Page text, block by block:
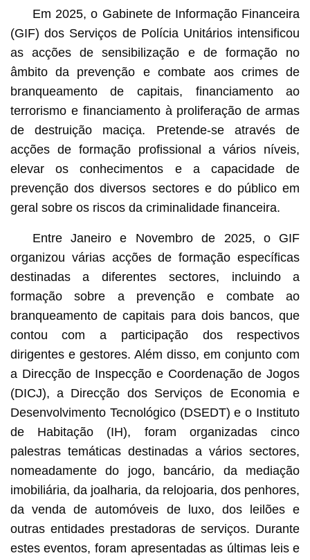
Em 2025, o Gabinete de Informação Financeira
(GIF) dos Serviços de Polícia Unitários intensificou
as acções de sensibilização e de formação no
âmbito da prevenção e combate aos crimes de
branqueamento de capitais, financiamento ao
terrorismo e financiamento à proliferação de armas
de destruição maciça. Pretende-se através de
acções de formação profissional a vários níveis,
elevar os conhecimentos e a capacidade de
prevenção dos diversos sectores e do público em
geral sobre os riscos da criminalidade financeira.
Entre Janeiro e Novembro de 2025, o GIF
organizou várias acções de formação específicas
destinadas a diferentes sectores, incluindo a
formação sobre a prevenção e combate ao
branqueamento de capitais para dois bancos, que
contou com a participação dos respectivos
dirigentes e gestores. Além disso, em conjunto com
a Direcção de Inspecção e Coordenação de Jogos
(DICJ), a Direcção dos Serviços de Economia e
Desenvolvimento Tecnológico (DSEDT) e o Instituto
de Habitação (IH), foram organizadas cinco
palestras temáticas destinadas a vários sectores,
nomeadamente do jogo, bancário, da mediação
imobiliária, da joalharia, da relojoaria, dos penhores,
da venda de automóveis de luxo, dos leilões e
outras entidades prestadoras de serviços. Durante
estes eventos, foram apresentadas as últimas leis e